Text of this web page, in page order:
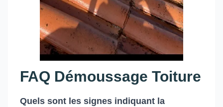
FAQ Démoussage Toiture
Quels sont les signes indiquant la